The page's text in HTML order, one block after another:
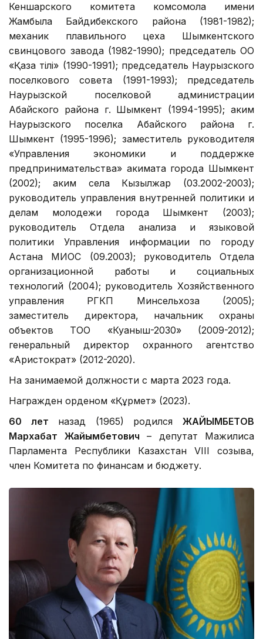
Кеншарского комитета комсомола имени
Жамбыла Байдибекского района (1981-1982);
механик плавильного цеха Шымкентского
свинцового завода (1982-1990); председатель ОО
«Қазақ тілі» (1990-1991); председатель Наурызского
поселкового совета (1991-1993); председатель
Наурызской поселковой администрации
Абайского района г. Шымкент (1994-1995); аким
Наурызского поселка Абайского района г.
Шымкент (1995-1996); заместитель руководителя
«Управления экономики и поддержке
предпринимательства» акимата города Шымкент
(2002); аким села Кызылжар (03.2002-2003);
руководитель управления внутренней политики и
делам молодежи города Шымкент (2003);
руководитель Отдела анализа и языковой
политики Управления информации по городу
Астана МИОС (09.2003); руководитель Отдела
организационной работы и социальных
технологий (2004); руководитель Хозяйственного
управления РГКП Минсельхоза (2005);
заместитель директора, начальник охраны
объектов ТОО «Куаныш-2030» (2009-2012);
генеральный директор охранного агентство
«Аристократ» (2012-2020).
На занимаемой должности с марта 2023 года.
Награжден орденом «Құрмет» (2023).
60 лет назад (1965) родилсяЖАЙЫМБЕТОВ
Мархабат Жайымбетович – депутат Мажилиса
Парламента Республики Казахстан VIII созыва,
член Комитета по финансам и бюджету.